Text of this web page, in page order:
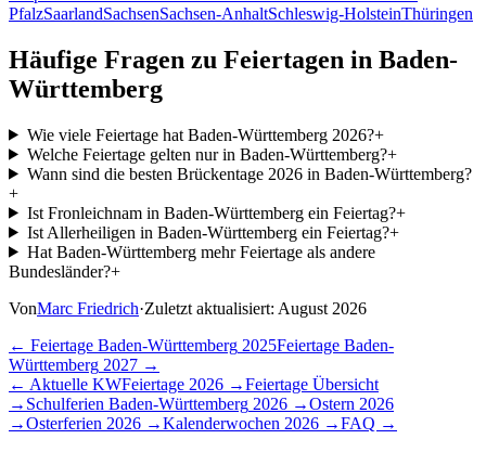
PfalzSaarlandSachsenSachsen-AnhaltSchleswig-HolsteinThüringen
Häufige Fragen zu Feiertagen in Baden-
Württemberg
Wie viele Feiertage hat Baden-Württemberg 2026?+
Welche Feiertage gelten nur in Baden-Württemberg?+
Wann sind die besten Brückentage 2026 in Baden-Württemberg?
+
Ist Fronleichnam in Baden-Württemberg ein Feiertag?+
Ist Allerheiligen in Baden-Württemberg ein Feiertag?+
Hat Baden-Württemberg mehr Feiertage als andere
Bundesländer?+
VonMarc Friedrich·Zuletzt aktualisiert: August 2026
← Feiertage Baden-Württemberg 2025Feiertage Baden-
Württemberg 2027 →
← Aktuelle KWFeiertage 2026 →Feiertage Übersicht
→ Schulferien Baden-Württemberg 2026 →Ostern 2026
→Osterferien 2026 →Kalenderwochen 2026 →FAQ →